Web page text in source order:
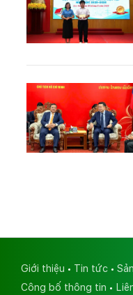
Giới thiệu Tin tức
Công bố thông tin